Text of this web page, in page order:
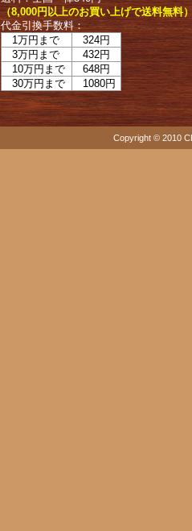
（8,000円以上のお買い上げで送料無料
代金引換手数料：
1万円まで
324円
3万円まで
432円
10万円まで
648円
30万円まで
1080円
Copyright © 2010